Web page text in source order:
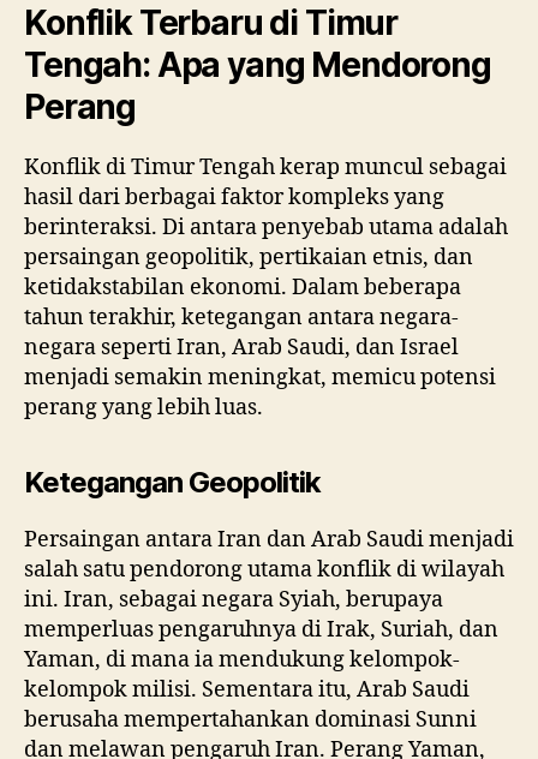
Konflik Terbaru di Timur
Tengah: Apa yang Mendorong
Perang
Konflik di Timur Tengah kerap muncul sebagai
hasil dari berbagai faktor kompleks yang
berinteraksi. Di antara penyebab utama adalah
persaingan geopolitik, pertikaian etnis, dan
ketidakstabilan ekonomi. Dalam beberapa
tahun terakhir, ketegangan antara negara-
negara seperti Iran, Arab Saudi, dan Israel
menjadi semakin meningkat, memicu potensi
perang yang lebih luas.
Ketegangan Geopolitik
Persaingan antara Iran dan Arab Saudi menjadi
salah satu pendorong utama konflik di wilayah
ini. Iran, sebagai negara Syiah, berupaya
memperluas pengaruhnya di Irak, Suriah, dan
Yaman, di mana ia mendukung kelompok-
kelompok milisi. Sementara itu, Arab Saudi
berusaha mempertahankan dominasi Sunni
dan melawan pengaruh Iran. Perang Yaman,